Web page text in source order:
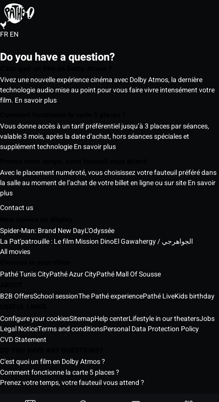
FREN
Do you have a question?
Vivez une nouvelle expérience cinéma avec Dolby Atmos, la dernière
technologie audio mise au point pour vous faire vivre intensément votre
film. En savoir plus
Vous donne accès à un tarif préférentiel jusqu’à 3 places par séances,
valable 3 mois, après la date d’achat, hors séances spéciales et
supplément technologieEn savoir plus
Avec le placement numéroté, vous choisissez votre fauteuil préféré dans
la salle au moment de l’achat de votre billet en ligne ou sur siteEn savoir
plus
Contact us
Spider-Man: Brand New DayL'Odyssée
La Pat'patrouille : Le film Mission Dino
El Gawahergy / الجواهرجي
All movies
Pathé Tunis CityPathé Azur CityPathé Mall Of Sousse
B2B OffersSchool sessionThe Pathé experiencePathé LiveKids birthday
Configure your cookiesSitemapHelp centerLifestyle in our theatersJobs
Legal NoticeTerms and conditionsPersonal Data Protection Policy
CVD Statement
C'est quoi un film en Dolby Atmos ?
Comment fonctionne la carte 5 places ?
Prenez votre temps, votre fauteuil vous attend ?